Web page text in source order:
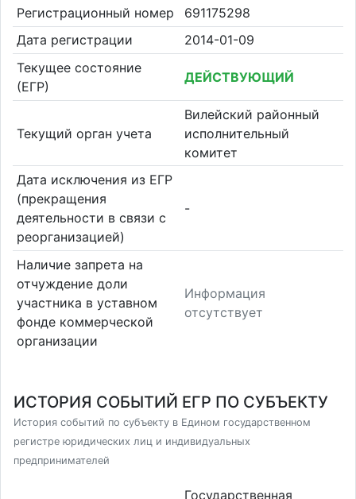
Регистрационный номер
691175298
Дата регистрации
2014-01-09
Текущее состояние
(ЕГР)
ДЕЙСТВУЮЩИЙ
Текущий орган учета
Вилейский районный
исполнительный
комитет
Дата исключения из ЕГР
(прекращения
деятельности в связи с
реорганизацией)
-
Наличие запрета на
отчуждение доли
участника в уставном
фонде коммерческой
организации
Информация
отсутствует
ИСТОРИЯ СОБЫТИЙ ЕГР ПО СУБЪЕКТУ
История событий по субъекту в Едином государственном
регистре юридических лиц и индивидуальных
предпринимателей
Государственная